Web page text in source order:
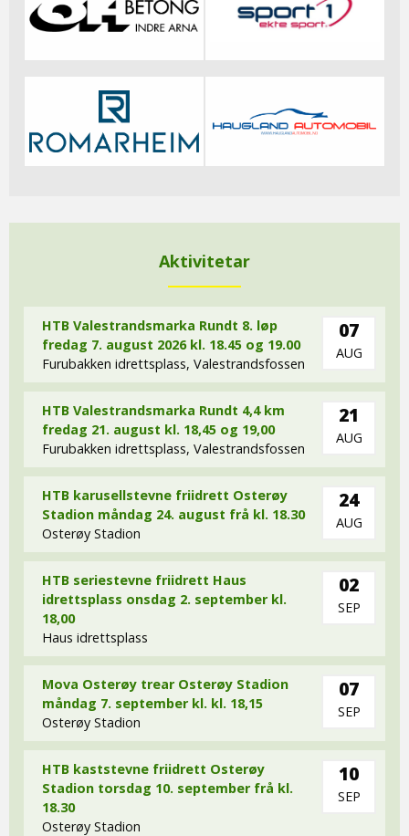
Aktivitetar
HTB Valestrandsmarka Rundt 8. løp
fredag 7. august 2026 kl. 18.45 og 19.00
Furubakken idrettsplass, Valestrandsfossen
07
AUG
HTB Valestrandsmarka Rundt 4,4 km
fredag 21. august kl. 18,45 og 19,00
Furubakken idrettsplass, Valestrandsfossen
21
AUG
HTB karusellstevne friidrett Osterøy
Stadion måndag 24. august frå kl. 18.30
Osterøy Stadion
24
AUG
HTB seriestevne friidrett Haus
idrettsplass onsdag 2. september kl.
18,00
Haus idrettsplass
02
SEP
Mova Osterøy trear Osterøy Stadion
måndag 7. september kl. kl. 18,15
Osterøy Stadion
07
SEP
HTB kaststevne friidrett Osterøy
Stadion torsdag 10. september frå kl.
18.30
Osterøy Stadion
10
SEP